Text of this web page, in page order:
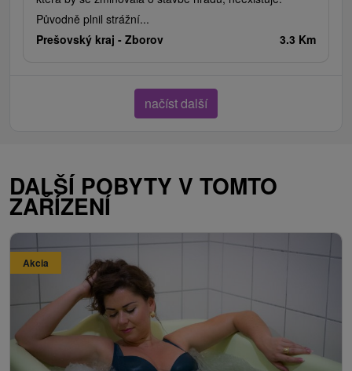
Původně plnil strážní...
Prešovský kraj - Zborov 3.3 Km
načíst další
DALŠÍ POBYTY V TOMTO
ZAŘÍZENÍ
Akcia